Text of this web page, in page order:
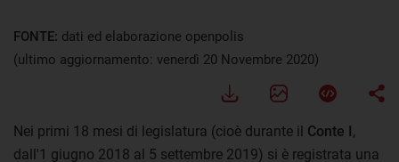
FONTE: dati ed elaborazione openpolis
(ultimo aggiornamento: venerdì 20 Novembre 2020)
Nei primi 18 mesi di legislatura (cioè durante il Conte I,
dall'1 giugno 2018 al 5 settembre 2019) si è registrata una